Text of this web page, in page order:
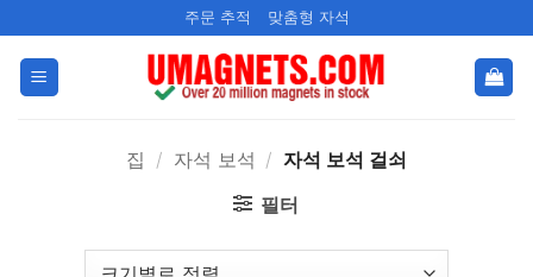
텐
주문 추적 맞춤형 자석
집 / 자석 보석 / 자석 보석 걸쇠
필터